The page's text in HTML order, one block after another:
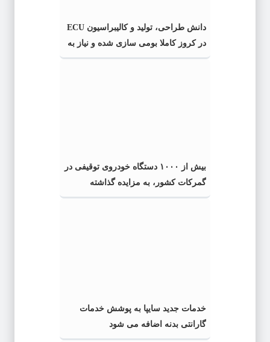
دانش طراحی، تولید و کالیبراسیون ECU
در کروز کاملا بومی سازی شده و نیاز به
واردات نیست
بیش از ۱۰۰۰ دستگاه خودروی توقیفی در
گمرکات کشور، به مزایده گذاشته
می‌شود
خدمات جدید سایپا به پوشش خدمات
گارانتی بدنه اضافه می شود